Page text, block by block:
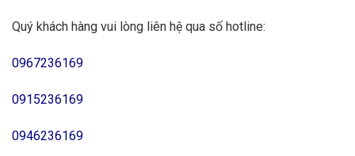
Quý khách hàng vui lòng liên hệ qua số hotline:
0967236169
0915236169
0946236169